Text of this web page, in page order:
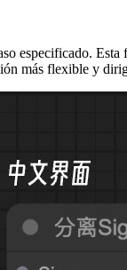
especificado.
más flexible y